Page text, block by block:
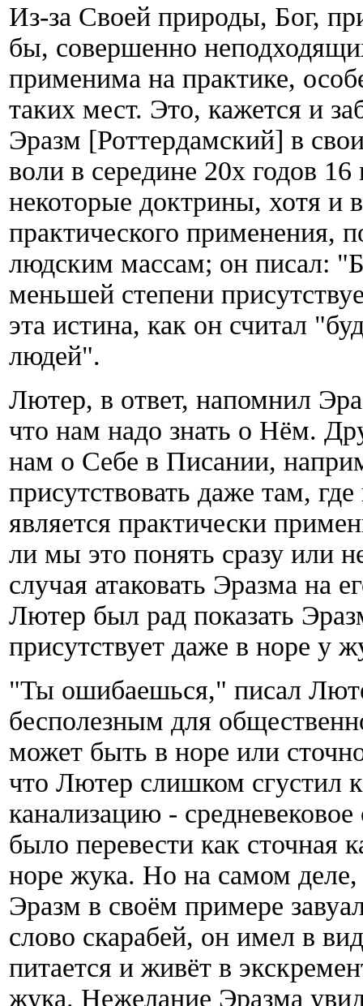
Из-за Своей природы, Бог,
бы, совершенно
применима на практике,
таких мест. Это, кажется и
Эразм [Роттердамский] в
воли в середине 20х годов
некоторые доктрины, хотя и
практического применения,
людским массам; он писал:
меньшей степени
эта истина, как он считал
людей".
Лютер, в ответ, напомнил
что нам надо знать о Нём.
нам о Себе в Писании,
присутствовать даже там,
является практически
ли мы это понять сразу или
случая атаковать Эразма на
Лютер был рад показать
присутствует даже в норе у
"Ты ошибаешься," писал
бесполезным для
может быть в норе или
что Лютер слишком сгустил
канализацию -
было перевести как сточная
норе жука. Но на самом
Эразм в своём примере
слово скарабей, он имел в
питается и живёт в
жука. Нежелание Эразма